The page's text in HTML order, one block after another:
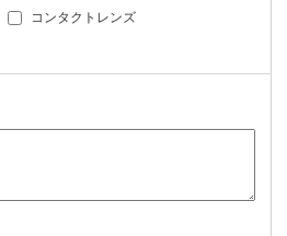
コンタクトレンズ